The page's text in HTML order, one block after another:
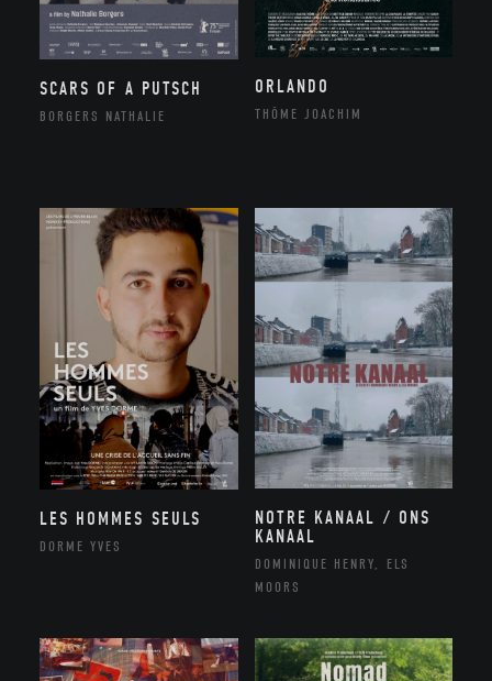
SCARS OF A PUTSCH
BORGERS NATHALIE
ORLANDO
THÔME JOACHIM
LES HOMMES SEULS
DORME YVES
NOTRE KANAAL / ONS
KANAAL
DOMINIQUE HENRY, ELS
MOORS